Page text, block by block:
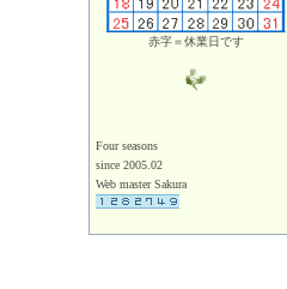
赤字＝休業日です
Four seasons
since 2005.02
Web master Sakura